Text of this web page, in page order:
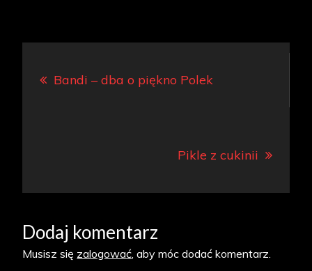
Bandi – dba o piękno Polek
Pikle z cukinii
Dodaj komentarz
Musisz się zalogować, aby móc dodać komentarz.